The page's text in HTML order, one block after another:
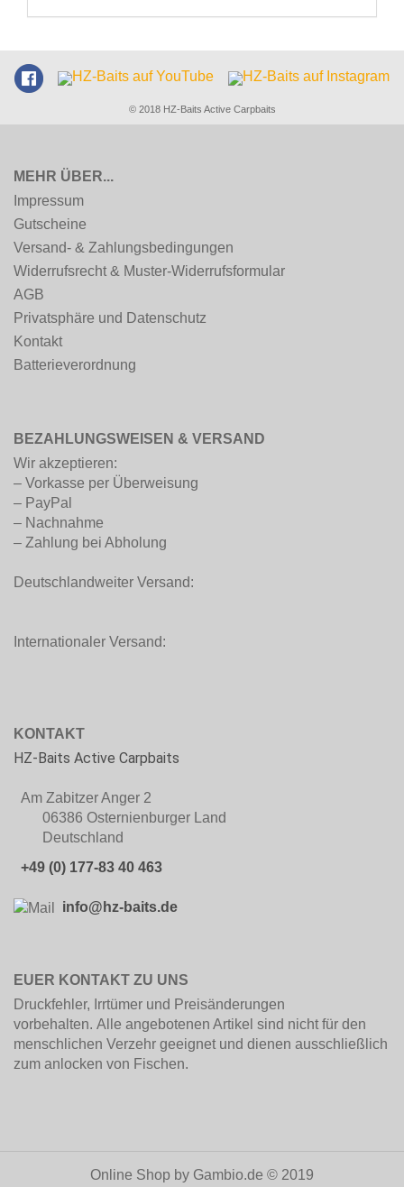
© 2018 HZ-Baits Active Carpbaits
MEHR ÜBER...
Impressum
Gutscheine
Versand- & Zahlungsbedingungen
Widerrufsrecht & Muster-Widerrufsformular
AGB
Privatsphäre und Datenschutz
Kontakt
Batterieverordnung
BEZAHLUNGSWEISEN & VERSAND
Wir akzeptieren:
– Vorkasse per Überweisung
– PayPal
– Nachnahme
– Zahlung bei Abholung
Deutschlandweiter Versand:
Internationaler Versand:
KONTAKT
HZ-Baits Active Carpbaits
Am Zabitzer Anger 2
06386 Osternienburger Land
Deutschland
+49 (0) 177-83 40 463
info@hz-baits.de
EUER KONTAKT ZU UNS
Druckfehler, Irrtümer und Preisänderungen
vorbehalten. Alle angebotenen Artikel sind nicht für den
menschlichen Verzehr geeignet und dienen ausschließlich
zum anlocken von Fischen.
Online Shop by Gambio.de © 2019